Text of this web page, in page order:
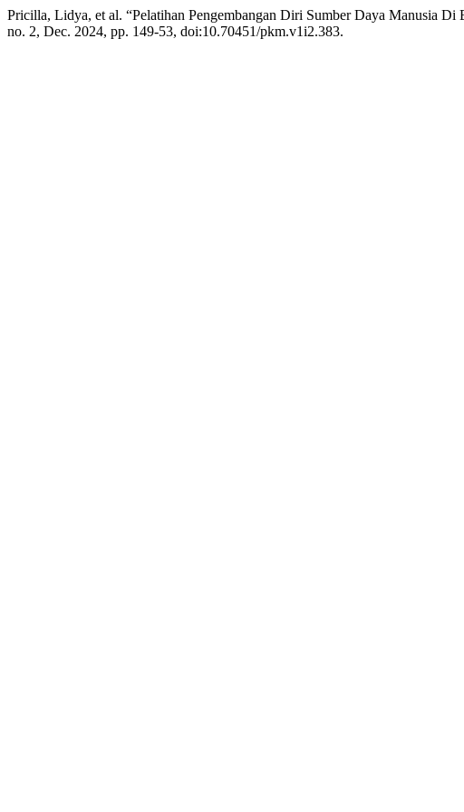
Pricilla, Lidya, et al. “Pelatihan Pengembangan Diri Sumber Daya Manusia
no. 2, Dec. 2024, pp. 149-53, doi:10.70451/pkm.v1i2.383.